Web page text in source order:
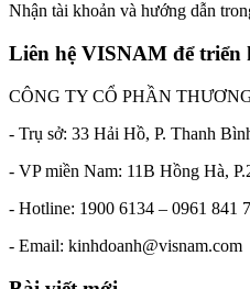
Nhận tài khoản và hướng dẫn
Liên hệ VISNAM để triển
CÔNG TY CỔ PHẦN
- Trụ sở: 33 Hải Hồ, P. Thanh
- VP miền Nam: 11B Hồng Hà,
- Hotline: 1900 6134 – 0961 841
- Email: kinhdoanh@visnam.com